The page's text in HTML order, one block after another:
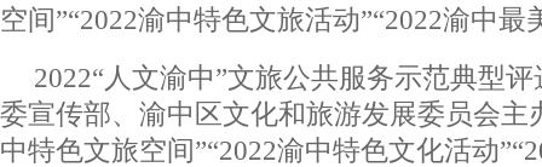
空间”“2022渝中特色文旅活动”“2022渝中最
2022“人文渝中”文旅公共服务示范典型
委宣传部、渝中区文化和旅游发展委员会主
中特色文旅空间”“2022渝中特色文化活动